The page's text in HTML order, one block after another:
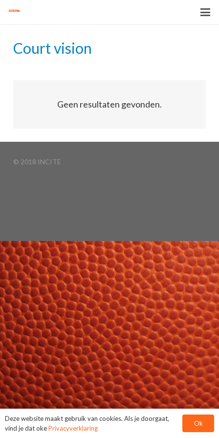
Court vision
Geen resultaten gevonden.
© 2018 INCITE
Deze website maakt gebruik van cookies. Als je doorgaat,
vind je dat okePrivacyverklaring
Ok